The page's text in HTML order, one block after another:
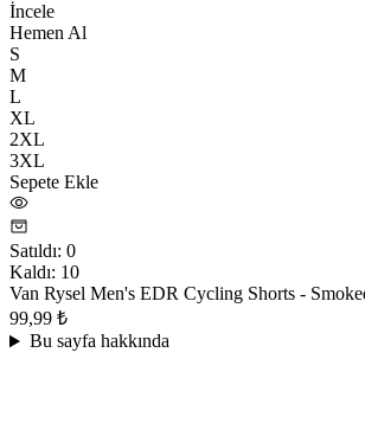
İncele
Hemen Al
S
M
L
XL
2XL
3XL
Sepete Ekle
Satıldı: 0
Kaldı: 10
Van Rysel Men's EDR Cycling Shorts -
99,99 ₺
Bu sayfa hakkında